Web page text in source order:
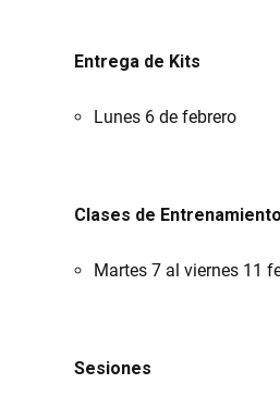
Entrega de Kits
Lunes 6 de febrero
Clases de Entrenamiento
Martes 7 al viernes 11
Sesiones